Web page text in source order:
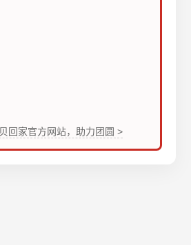
回家官方网站，助力团圆 >